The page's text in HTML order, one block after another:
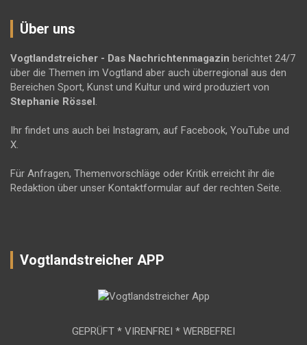
Über uns
Vogtlandstreicher - Das Nachrichtenmagazin berichtet 24/7
über die Themen im Vogtland aber auch überregional aus den
Bereichen Sport, Kunst und Kultur und wird produziert von
Stephanie Rössel .
Ihr findet uns auch bei Instagram, auf Facebook, YouTube und
X.
Für Anfragen, Themenvorschläge oder Kritik erreicht ihr die
Redaktion über unser Kontaktformular auf der rechten Seite.
Vogtlandstreicher APP
GEPRÜFT * VIRENFREI * WERBEFREI